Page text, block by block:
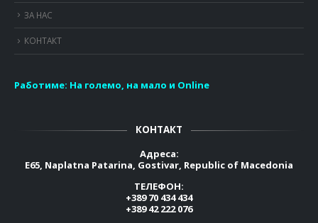
ЗА НАС
КОНТАКТ
Работиме: На големо, на мало и Online
КОНТАКТ
Адреса:
E65, Naplatna Patarina, Gostivar, Republic of Macedonia
ТЕЛЕФОН:
+389 70 434 434
+389 42 222 076